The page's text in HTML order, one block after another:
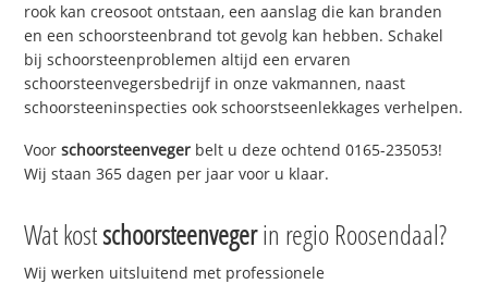
rook kan creosoot ontstaan, een aanslag die kan branden
en een schoorsteenbrand tot gevolg kan hebben. Schakel
bij schoorsteenproblemen altijd een ervaren
schoorsteenvegersbedrijf in onze vakmannen, naast
schoorsteeninspecties ook schoorstseenlekkages verhelpen.
Voorschoorsteenveger belt u deze ochtend 0165-235053!
Wij staan 365 dagen per jaar voor u klaar.
Wat kostschoorsteenvegerin regio Roosendaal?
Wij werken uitsluitend met professionele